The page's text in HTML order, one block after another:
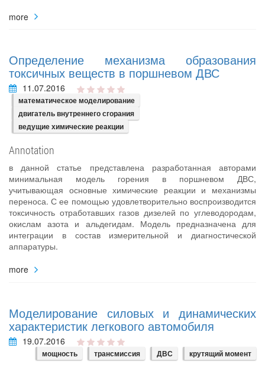
more
Определение механизма образования
токсичных веществ в поршневом ДВС
11.07.2016
математическое моделирование
двигатель внутреннего сгорания
ведущие химические реакции
Annotation
в данной статье представлена разработанная авторами
минимальная модель горения в поршневом ДВС,
учитывающая основные химические реакции и механизмы
переноса. С ее помощью удовлетворительно воспроизводится
токсичность отработавших газов дизелей по углеводородам,
окислам азота и альдегидам. Модель предназначена для
интеграции в состав измерительной и диагностической
аппаратуры.
more
Моделирование силовых и динамических
характеристик легкового автомобиля
19.07.2016
мощность трансмиссия ДВС крутящий момент